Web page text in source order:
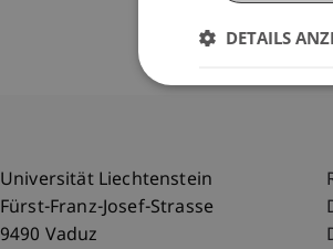
Universität Liechtenstein
Fürst-Franz-Josef-Strasse
9490 Vaduz
DETAILS